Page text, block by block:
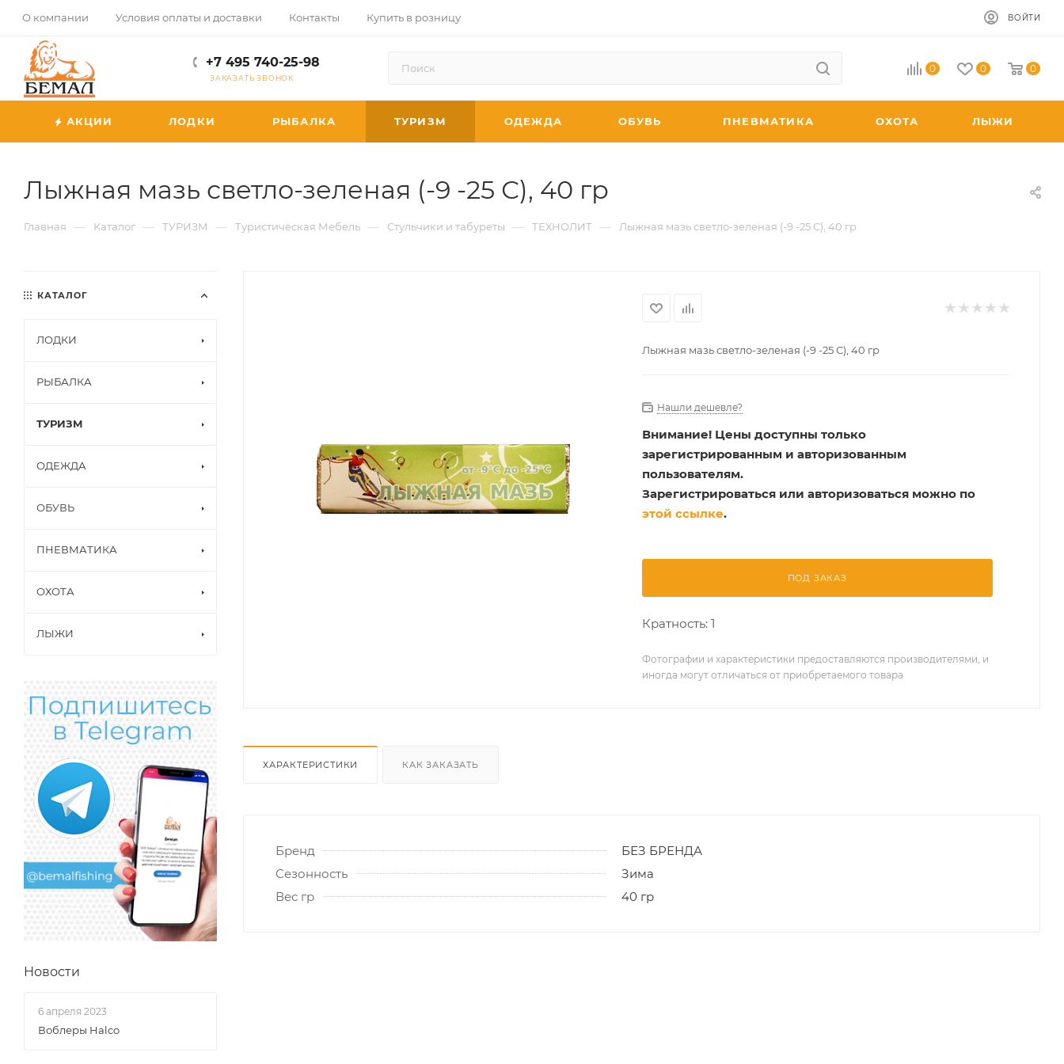
О компании Условия оплаты и доставки Контакты Купить в розницу ВОЙТИ
+7 495 740-25-98
ЗАКАЗАТЬ ЗВОНОК
0 0 0
АКЦИИ ЛОДКИ РЫБАЛКА ТУРИЗМ ОДЕЖДА ОБУВЬ ПНЕВМАТИКА ОХОТА ЛЫЖИ
Лыжная мазь светло-зеленая (-9 -25 С), 40 гр
Главная — Каталог — ТУРИЗМ — Туристическая Мебель — Стульчики и табуреты — ТЕХНОЛИТ — Лыжная мазь светло-зеленая (-9 -25 С), 40 гр
Лыжная мазь светло-зеленая (-9 -25 С), 40 гр
Нашли дешевле?
Внимание! Цены доступны только
зарегистрированным и авторизованным
пользователям.
Зарегистрироваться или авторизоваться можно по
этой ссылке.
ПОД ЗАКАЗ
Кратность: 1
Фотографии и характеристики предоставляются производителями, и
иногда могут отличаться от приобретаемого товара
ХАРАКТЕРИСТИКИ КАК ЗАКАЗАТЬ
Бренд
БЕЗ БРЕНДА
Сезонность
Зима
Вес гр
40 гр
КАТАЛОГ
ЛОДКИ
РЫБАЛКА
ТУРИЗМ
ОДЕЖДА
ОБУВЬ
ПНЕВМАТИКА
ОХОТА
ЛЫЖИ
Новости
6 апреля 2023
Воблеры Halco